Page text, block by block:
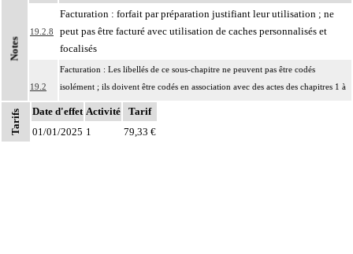
Notes
19.2.8
Facturation : forfait par préparation justifiant leur utilisation ; ne
peut pas être facturé avec utilisation de caches personnalisés et
focalisés
19.2
Facturation : Les libellés de ce sous-chapitre ne peuvent pas être codés
isolément ; ils doivent être codés en association avec des actes des chapitres 1 à
19 et sont facturés à taux plein.
Tarifs Date d'effet Activité
Tarif
01/01/2025 1 79,33 €